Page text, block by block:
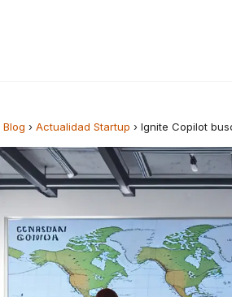
Blog › Actualidad Startup › Ignite Copilot